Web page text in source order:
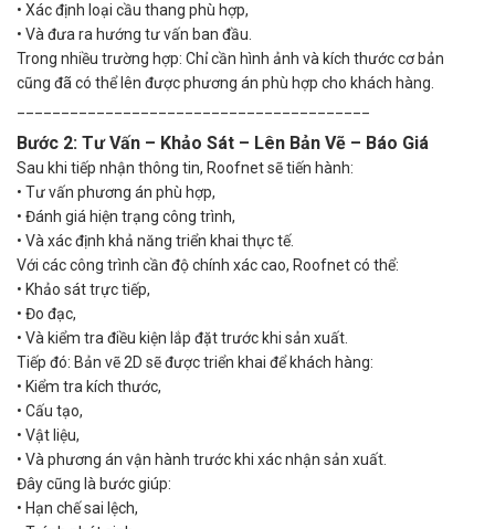
• Xác định loại cầu thang phù hợp,
• Và đưa ra hướng tư vấn ban đầu.
Trong nhiều trường hợp: Chỉ cần hình ảnh và kích thước cơ bản
cũng đã có thể lên được phương án phù hợp cho khách hàng.
Bước 2: Tư Vấn – Khảo Sát – Lên Bản Vẽ – Báo Giá
Sau khi tiếp nhận thông tin, Roofnet sẽ tiến hành:
• Tư vấn phương án phù hợp,
• Đánh giá hiện trạng công trình,
• Và xác định khả năng triển khai thực tế.
Với các công trình cần độ chính xác cao, Roofnet có thể:
• Khảo sát trực tiếp,
• Đo đạc,
• Và kiểm tra điều kiện lắp đặt trước khi sản xuất.
Tiếp đó: Bản vẽ 2D sẽ được triển khai để khách hàng:
• Kiểm tra kích thước,
• Cấu tạo,
• Vật liệu,
• Và phương án vận hành trước khi xác nhận sản xuất.
Đây cũng là bước giúp:
• Hạn chế sai lệch,